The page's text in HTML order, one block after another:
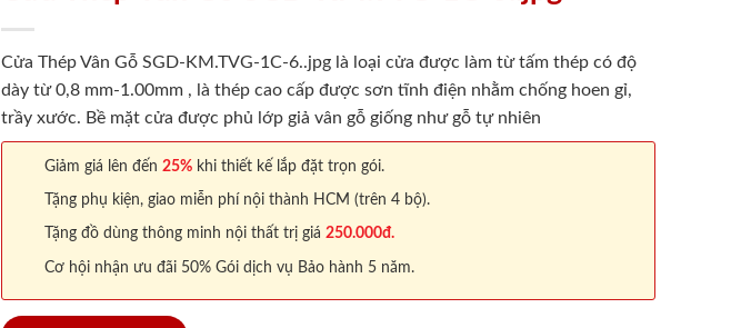
Cửa Thép Vân Gỗ SGD-KM.TVG-1C-6..jpg là loại cửa được làm từ tấm thép có độ
dày từ 0,8 mm-1.00mm , là thép cao cấp được sơn tĩnh điện nhằm chống hoen gỉ,
trầy xước. Bề mặt cửa được phủ lớp giả vân gỗ giống như gỗ tự nhiên
Giảm giá lên đến 25% khi thiết kế lắp đặt trọn gói.
Tặng phụ kiện, giao miễn phí nội thành HCM (trên 4 bộ).
Tặng đồ dùng thông minh nội thất trị giá 250.000đ.
Cơ hội nhận ưu đãi 50% Gói dịch vụ Bảo hành 5 năm.